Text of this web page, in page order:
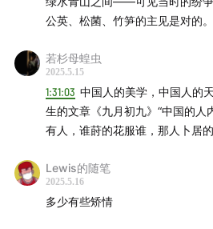
01:19:17 李泽厚老师讲情本体与西方
01:25:39中国的哲学根基其实来自
年人更喜欢”叛逆”的尼采
01:29:50刘悦笛和李泽厚老师都认
01:36:11维特根斯坦：理性与感性的
❤️本期海报
公英、松菌、竹笋的主见是对的
若杉母蝗虫
2025.5.15
1:31:03 中国人的美学，中国人的
生的文章《九月初九》“中国的人
有人，谁莳的花服谁，那人卜居
Lewis的随笔
2025.5.16
多少有些矫情